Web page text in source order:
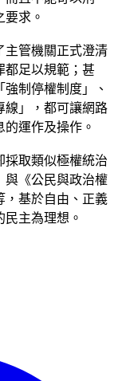
求。
主管機關正式澄清
都足以規範；甚
制停權制度」、
線」，都可讓網路
運作及操作。
採取類似極權統治
與《公民與政治權
，基於自由、正義
主為理想。